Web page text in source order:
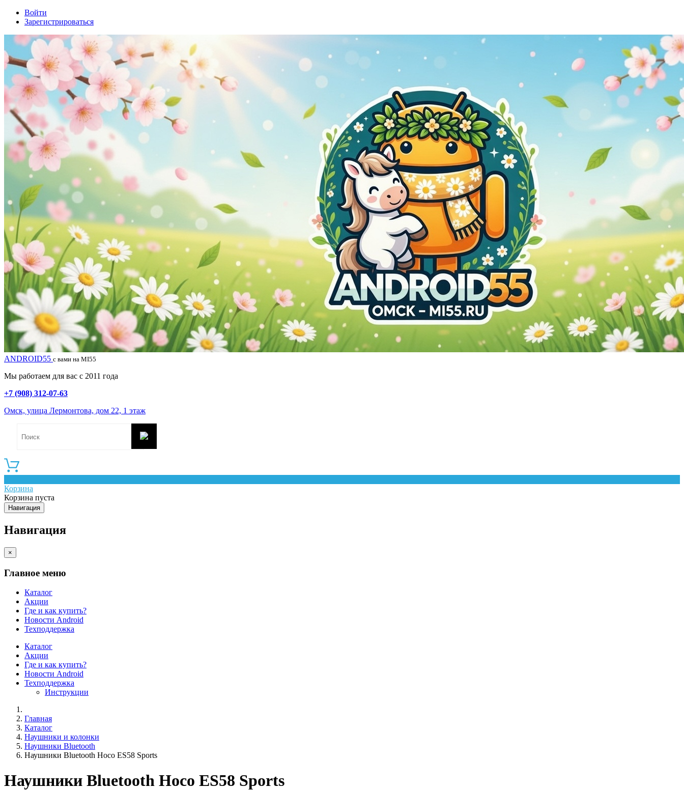
Войти
Зарегистрироваться
ANDROID55 с вами на MI55
Мы работаем для вас с 2011 года
+7 (908) 312-07-63
Омск, улица Лермонтова, дом 22, 1 этаж
Корзина
Корзина пуста
Навигация
Навигация
×
Главное меню
Каталог
Акции
Где и как купить?
Новости Android
Техподдержка
Каталог
Акции
Где и как купить?
Новости Android
Техподдержка
Инструкции
Главная
Каталог
Наушники и колонки
Наушники Bluetooth
Наушники Bluetooth Hoco ES58 Sports
Наушники Bluetooth Hoco ES58 Sports